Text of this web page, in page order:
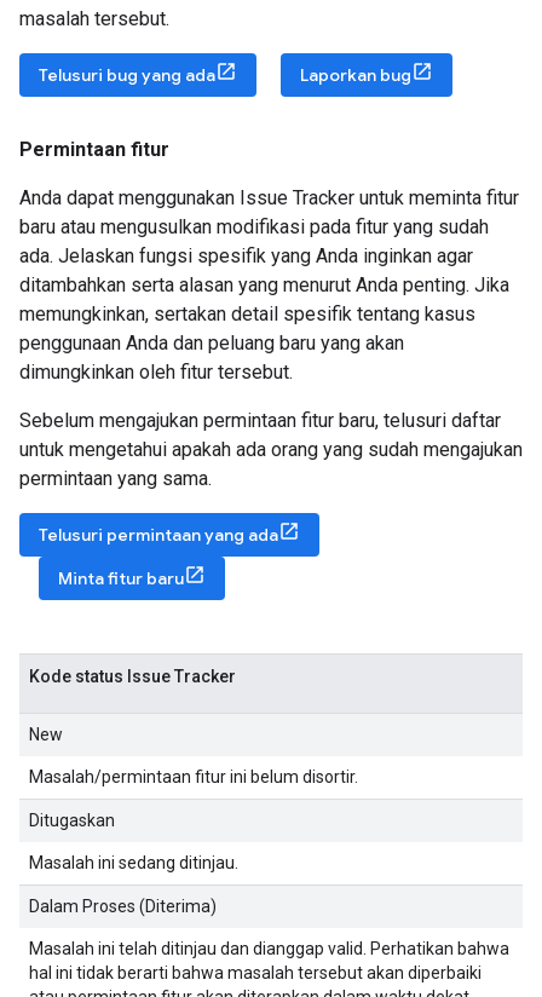
masalah tersebut.
Telusuri bug yang ada Laporkan bug
Permintaan fitur
Anda dapat menggunakan Issue Tracker untuk meminta fitur
baru atau mengusulkan modifikasi pada fitur yang sudah
ada. Jelaskan fungsi spesifik yang Anda inginkan agar
ditambahkan serta alasan yang menurut Anda penting. Jika
memungkinkan, sertakan detail spesifik tentang kasus
penggunaan Anda dan peluang baru yang akan
dimungkinkan oleh fitur tersebut.
Sebelum mengajukan permintaan fitur baru, telusuri daftar
untuk mengetahui apakah ada orang yang sudah mengajukan
permintaan yang sama.
Telusuri permintaan yang ada
Minta fitur baru
Kode status Issue Tracker
New
Masalah/permintaan fitur ini belum disortir.
Ditugaskan
Masalah ini sedang ditinjau.
Dalam Proses (Diterima)
Masalah ini telah ditinjau dan dianggap valid. Perhatikan bahwa
hal ini tidak berarti bahwa masalah tersebut akan diperbaiki